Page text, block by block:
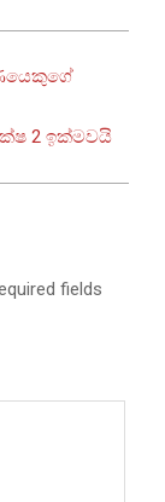
2 ඉක්මවයි
fields